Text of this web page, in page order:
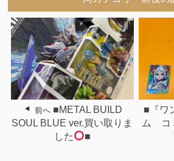
前へ ■METAL BUILD
SOUL BLUE ver.買い取りま
した
■
■『ワ
ム コ